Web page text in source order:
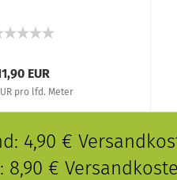
EUR
pro lfd. Meter
4,90 €
8,90 €